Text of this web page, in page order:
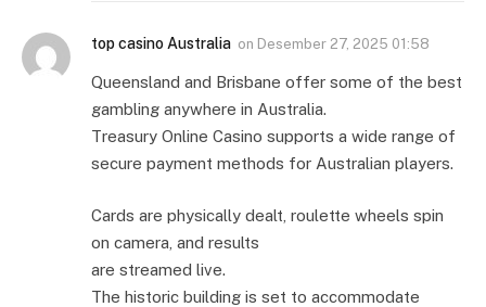
top casino Australia on Desember 27, 2025 01:58
Queensland and Brisbane offer some of the best
gambling anywhere in Australia.
Treasury Online Casino supports a wide range of
secure payment methods for Australian players.
Cards are physically dealt, roulette wheels spin
on camera, and results
are streamed live.
The historic building is set to accommodate